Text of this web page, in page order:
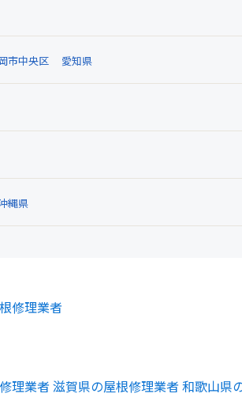
市中央区 愛知県
縄県
修理業者
理業者滋賀県の屋根修理業者和歌山県